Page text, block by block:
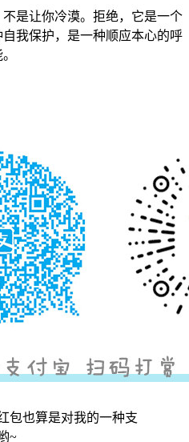
是让你冷漠。拒绝，它是一个
我保护，是一种顺应本心的呼
包也算是对我的一种支
~